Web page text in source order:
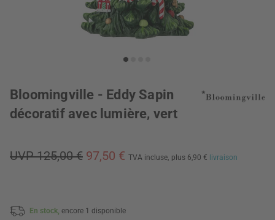
Bloomingville - Eddy Sapin
décoratif avec lumière, vert
UVP 125,00 € 97,50 € TVA incluse, plus 6,90 € livraison
En stock, encore 1 disponible